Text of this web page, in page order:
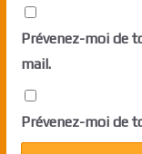
Prévenez-moi de
mail.
Prévenez-moi de